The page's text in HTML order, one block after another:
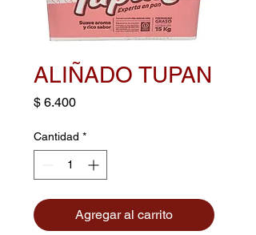
ALIÑADO TUPAN
$ 6.400Precio
Cantidad *
Agregar al carrito